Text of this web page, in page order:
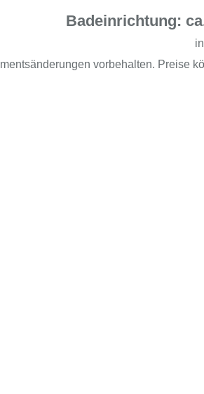
Badeinrichtung:
vorbehalten. Preise